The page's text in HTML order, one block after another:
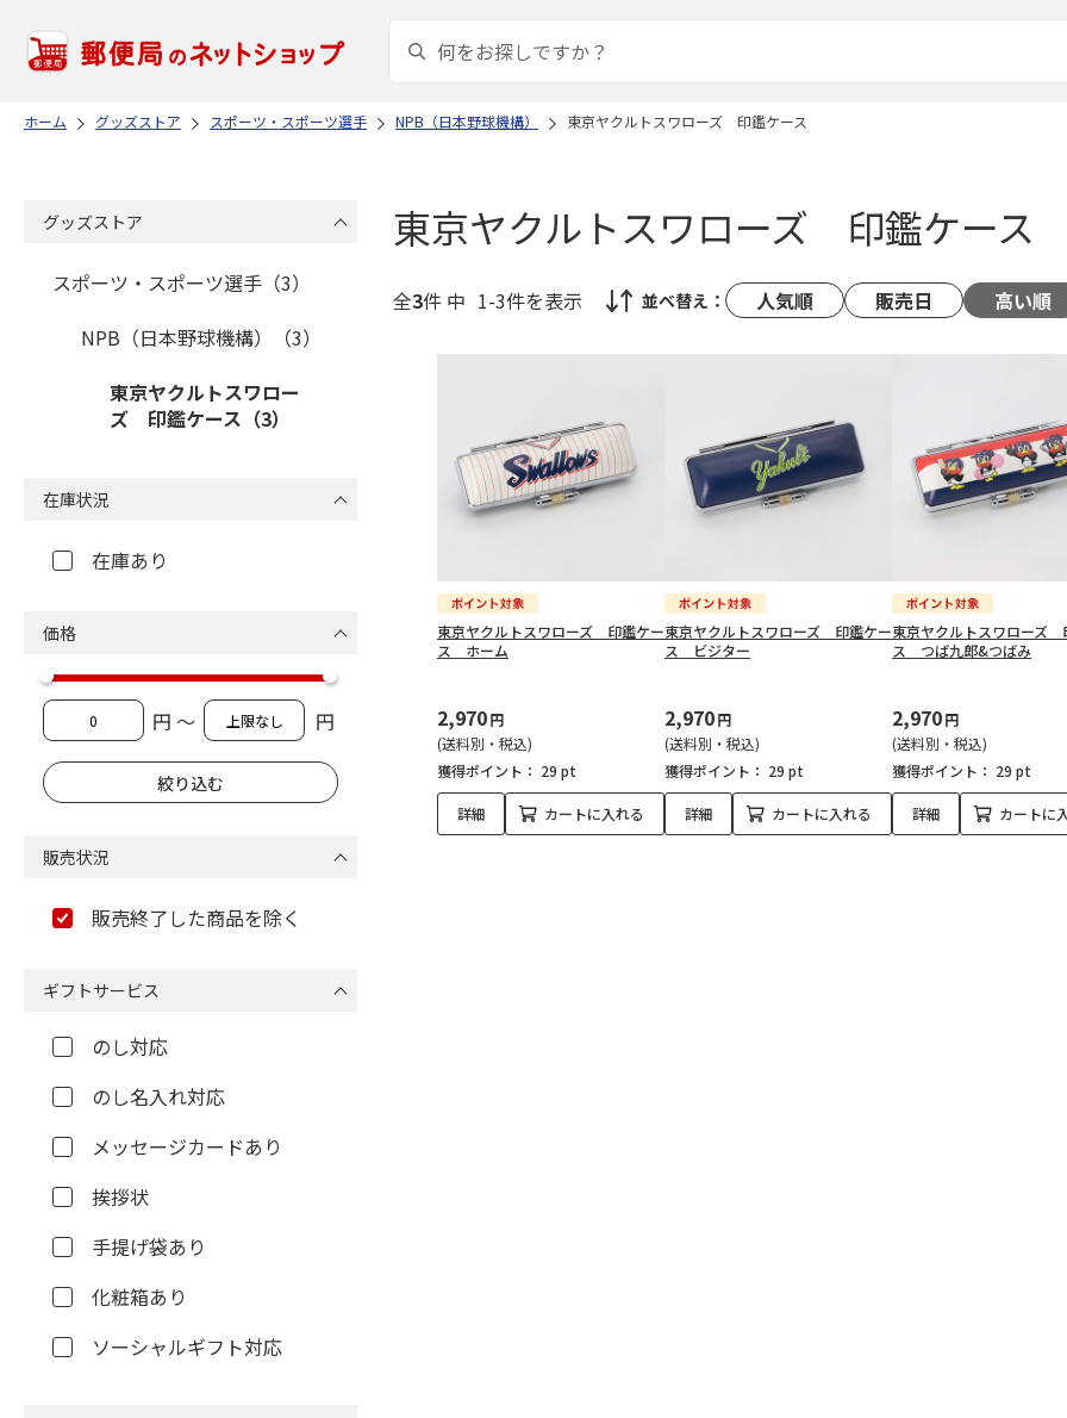
ホーム グッズストア スポーツ・スポーツ選手 NPB（日本野球機構） 東京ヤクルトスワローズ 印鑑ケース
東京ヤクルトスワローズ 印鑑ケース
全3件 中 1-3件を表示 並べ替え： 人気順 販売日 高い順
東京ヤクルトスワローズ 印鑑ケー
ス ホーム
2,970円
(送料別・税込)
獲得ポイント： 29 pt
詳細 カートに入れる
東京ヤクルトスワローズ 印鑑ケー
ス ビジター
2,970円
(送料別・税込)
獲得ポイント： 29 pt
詳細 カートに入れる
東京ヤクルトスワローズ
ス つば九郎&つばみ
2,970円
(送料別・税込)
獲得ポイント： 29 pt
詳細 カートに
グッズストア
スポーツ・スポーツ選手（3）
NPB（日本野球機構）（3）
東京ヤクルトスワロー
ズ 印鑑ケース（3）
在庫状況
在庫あり
価格
円 ～ 円
販売状況
販売終了した商品を除く
ギフトサービス
のし対応
のし名入れ対応
メッセージカードあり
挨拶状
手提げ袋あり
化粧箱あり
ソーシャルギフト対応